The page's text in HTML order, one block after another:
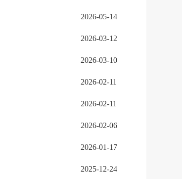
2026-05-14
2026-03-12
2026-03-10
2026-02-11
2026-02-11
2026-02-06
2026-01-17
2025-12-24